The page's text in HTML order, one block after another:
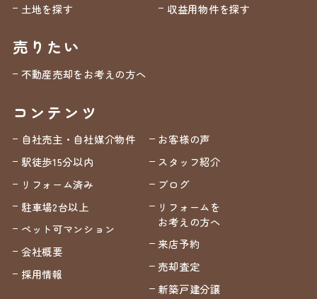
土地を探す
収益用物件を探す
売りたい
不動産売却をお考えの方へ
コンテンツ
自社売主・自社媒介物件
駅徒歩15分以内
リフォーム済み
駐車場2台以上
ペット可マンション
会社概要
採用情報
お客様の声
スタッフ紹介
ブログ
リフォームを
お考えの方へ
来店予約
売却査定
新築戸建分譲